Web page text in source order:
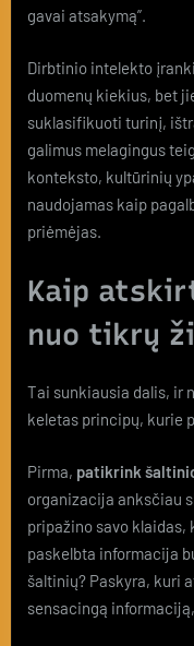
gavai atsakymą”.
Dirbtinio intelekto
duomenų kiekius, bet
suklasifikuoti turinį,
galimus melagingus
konteksto, kultūrinių
naudojamas kaip
priėmėjas.
Kaip
nuo tikrų
Tai sunkiausia dalis, ir
keletas principų, kurie
Pirma, patikrink
organizacija anksčiau
pripažino savo klaidas,
paskelbta informacija
šaltinių? Paskyra, kuri
sensacingą